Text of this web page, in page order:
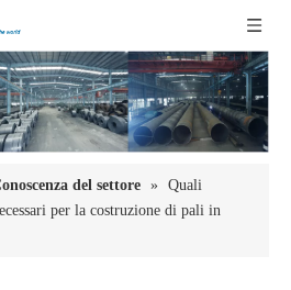
del settore » Quali
per la costruzione di pali in